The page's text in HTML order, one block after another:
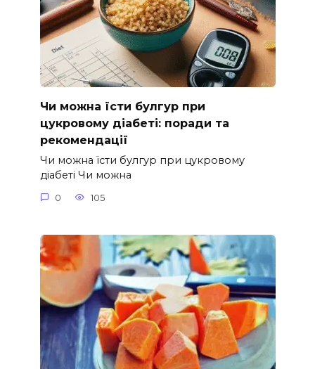
Чи можна їсти булгур при
цукровому діабеті: поради та
рекомендації
Чи можна їсти булгур при цукровому
діабеті Чи можна
0 105